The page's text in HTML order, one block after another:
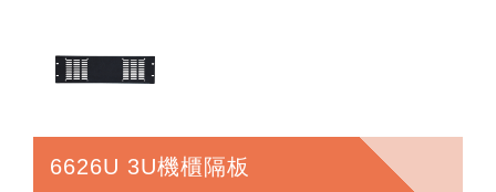
6626U 3U機櫃隔板